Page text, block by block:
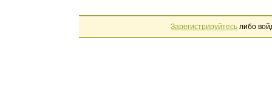
Зарегистрируйтесь либо